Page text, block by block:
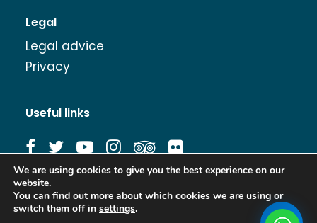
Legal
Legal advice
Privacy
Useful links
Image Bank
We are using cookies to give you the best experience on our
website.
You can find out more about which cookies we are using or
switch them off in settings.